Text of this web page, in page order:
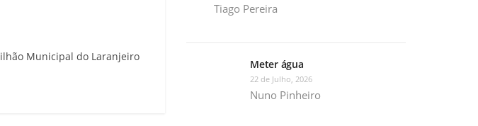
Municipal do Laranjeiro
Tiago Pereira
Meter água
22 de Julho, 2026
Nuno Pinheiro